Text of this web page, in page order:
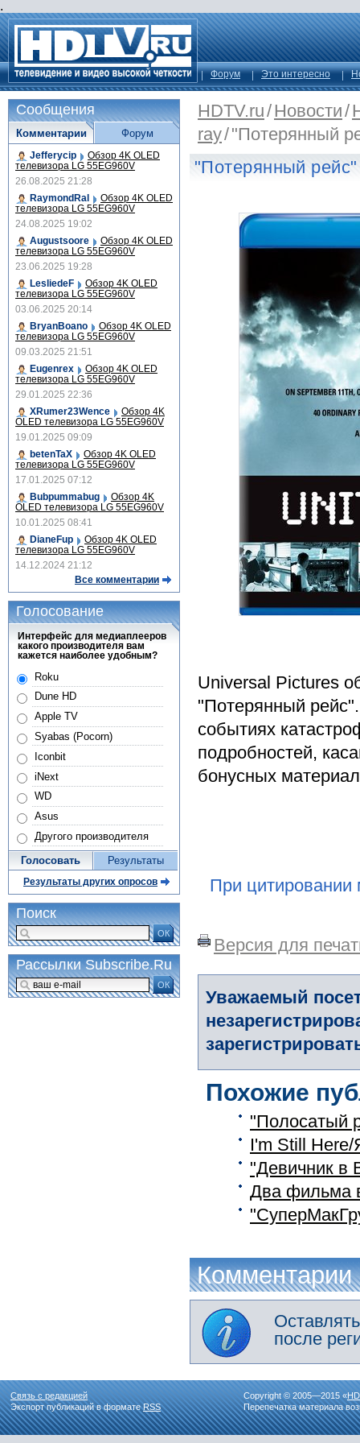
.
Форум Это интересно
HDTV.ru/Новости/
ray/"Потерянный
"Потерянный
Universal Pictures
"Потерянный
событиях
подробностей,
бонусных
При цитировании
Версия для
Уважаемый
Похожие
"Полосатый
I'm Still
"Девичник в
Два фильма
Комментарии
после
Сообщения
Комментарии
Jefferycip Обзор 4K OLED
телевизора LG 55EG960V
26.08.2025 21:28
RaymondRal
Обзор 4K OLED
телевизора LG 55EG960V
24.08.2025 19:02
Augustsoore
Обзор 4K OLED
телевизора LG 55EG960V
23.06.2025 19:28
LesliedeF
Обзор 4K OLED
телевизора LG 55EG960V
03.06.2025 20:14
BryanBoano
Обзор 4K OLED
телевизора LG 55EG960V
09.03.2025 21:51
Eugenrex
Обзор 4K OLED
телевизора LG 55EG960V
29.01.2025 22:36
XRumer23Wence
Обзор 4K
OLED телевизора LG 55EG960V
19.01.2025 09:09
betenTaX
Обзор 4K OLED
телевизора LG 55EG960V
17.01.2025 07:12
Bubpummabug
Обзор 4K
OLED телевизора LG 55EG960V
10.01.2025 08:41
DianeFup
Обзор 4K OLED
телевизора LG 55EG960V
14.12.2024 21:12
Все комментарии
Форум
Голосование
Интерфейс для медиаплееров
какого производителя вам
кажется наиболее удобным?
Roku
Dune HD
Apple TV
Syabas (Pocorn)
Iconbit
iNext
WD
Asus
Другого производителя
Голосовать Результаты
Результаты других опросов
Поиск
ОК
Рассылки Subscribe.Ru
ОК
Связь с редакцией
Экспорт публикаций в форматеRSS
Copyright © 2005—2015 «
Перепечатка материала